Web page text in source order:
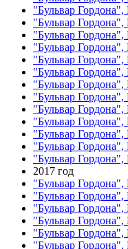
"Бульвар
"Бульвар
"Бульвар
"Бульвар
"Бульвар
"Бульвар
"Бульвар
"Бульвар
"Бульвар
"Бульвар
"Бульвар
"Бульвар
"Бульвар
2017 год
"Бульвар
"Бульвар
"Бульвар
"Бульвар
"Бульвар
"Бульвар